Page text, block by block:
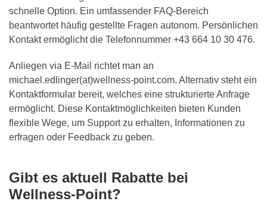
schnelle Option. Ein umfassender FAQ-Bereich
beantwortet häufig gestellte Fragen autonom. Persönlichen
Kontakt ermöglicht die Telefonnummer +43 664 10 30 476.
Anliegen via E-Mail richtet man an
michael.edlinger(at)wellness-point.com. Alternativ steht ein
Kontaktformular bereit, welches eine strukturierte Anfrage
ermöglicht. Diese Kontaktmöglichkeiten bieten Kunden
flexible Wege, um Support zu erhalten, Informationen zu
erfragen oder Feedback zu geben.
Gibt es aktuell Rabatte bei
Wellness-Point?